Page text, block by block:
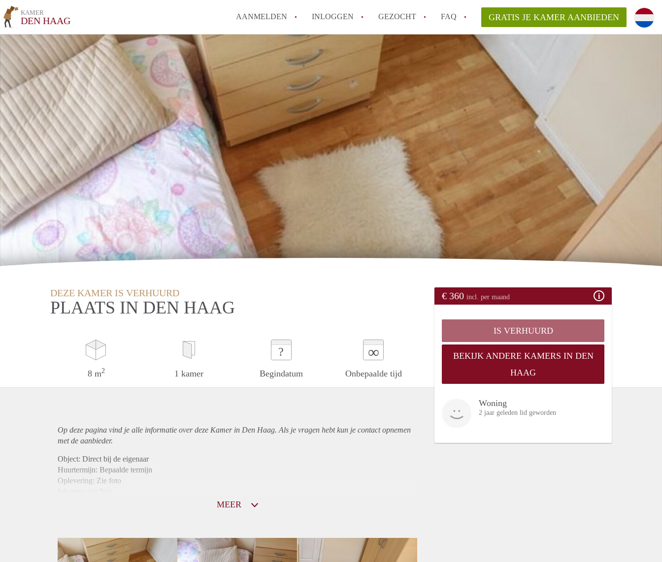
KAMER
DEN HAAG AANMELDEN INLOGGEN GEZOCHT FAQ
How to translate KamerDenHaag!
Wat is KamerDenHaag?
Hoeveel kost het om te reageren op een Kamer in Den Haag?
Wat is de privacyverklaring van KamerDenHaag?
Berekent KamerDenHaag makelaarsvergoeding/bemiddelingsvergoeding?
Alle veelgestelde vragen
GRATIS JE KAMER AANBIEDEN
DEZE KAMER IS VERHUURD
PLAATS IN DEN HAAG
8 m2 1 kamer
?
Begindatum
∞
Onbepaalde tijd
€ 360 incl. per maand
IS VERHUURD
BEKIJK ANDERE KAMERS IN DEN
HAAG
Woning
2 jaar geleden lid geworden
Op deze pagina vind je alle informatie over deze Kamer in Den Haag. Als je vragen hebt kun je contact opnemen
met de aanbieder.
Object: Direct bij de eigenaar
Huurtermijn: Bepaalde termijn
Oplevering: Zie foto
Gedeelde Douche: Ja
Gedeelde woonkamer: Ja
MEER